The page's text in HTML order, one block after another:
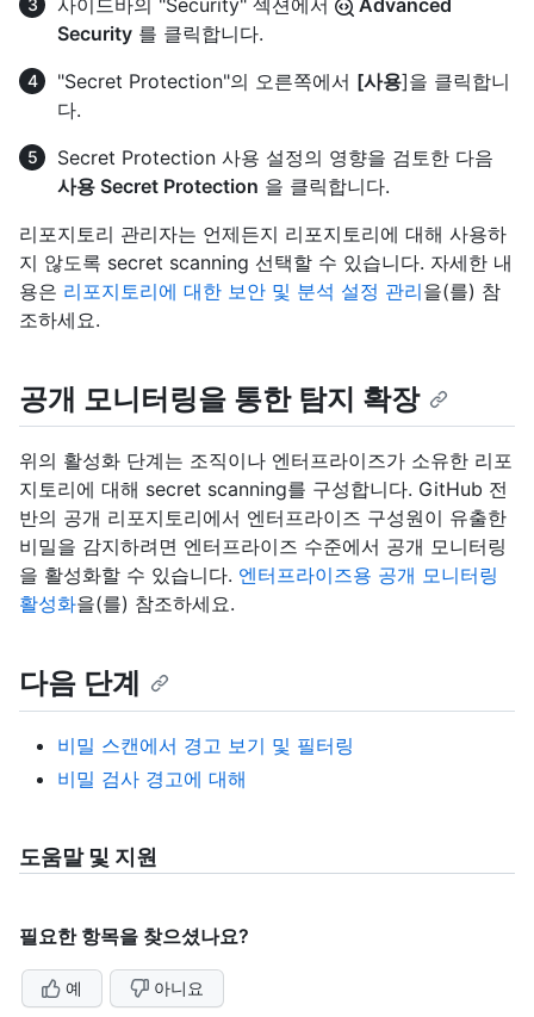
사이드바의 "Security" 섹션에서
Advanced
Security 를 클릭합니다.
"Secret Protection"의 오른쪽에서 [사용]을 클릭합니
다.
Secret Protection 사용 설정의 영향을 검토한 다음
사용 Secret Protection 을 클릭합니다.
리포지토리 관리자는 언제든지 리포지토리에 대해 사용하
지 않도록 secret scanning 선택할 수 있습니다. 자세한 내
용은 리포지토리에 대한 보안 및 분석 설정 관리을(를) 참
조하세요.
공개 모니터링을 통한 탐지 확장
위의 활성화 단계는 조직이나 엔터프라이즈가 소유한 리포
지토리에 대해 secret scanning를 구성합니다. GitHub 전
반의 공개 리포지토리에서 엔터프라이즈 구성원이 유출한
비밀을 감지하려면 엔터프라이즈 수준에서 공개 모니터링
을 활성화할 수 있습니다. 엔터프라이즈용 공개 모니터링
활성화을(를) 참조하세요.
다음 단계
비밀 스캔에서 경고 보기 및 필터링
비밀 검사 경고에 대해
도움말 및 지원
필요한 항목을 찾으셨나요?
예 아니요